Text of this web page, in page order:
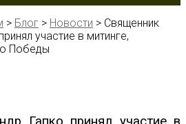
> Блог > Новости > Священник
участие в митинге,
Победы
Гапко принял участие в